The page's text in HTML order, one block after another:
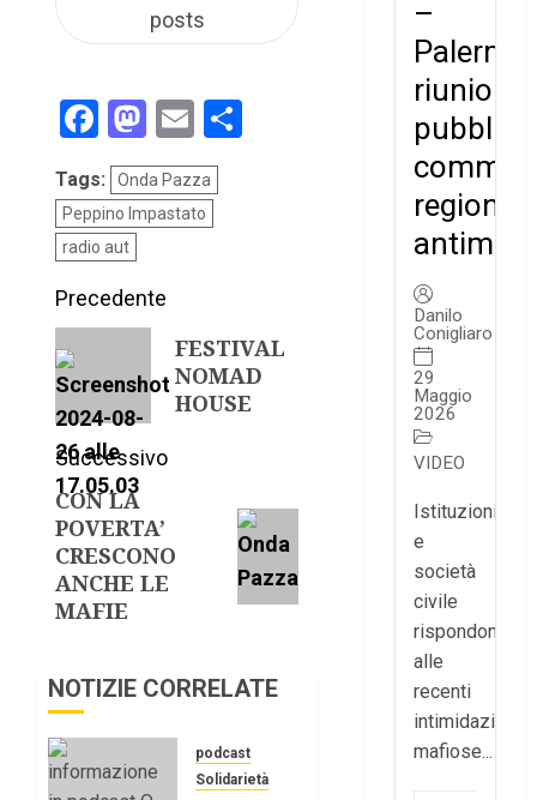
posts
Facebook
Mastodon
Email
Tags:
Onda Pazza
Peppino Impastato
radio aut
Precedente
FESTIVAL
NOMAD
HOUSE
Successivo
CON LA
POVERTA’
CRESCONO
ANCHE LE
MAFIE
NOTIZIE CORRELATE
podcast
Solidarietà
–
Palermo
riunione
pubblica
Danilo
Conigliaro
29
Maggio
2026
VIDEO
Istituzioni
e
società
civile
rispondono
alle
recenti
intimidazioni
mafiose...